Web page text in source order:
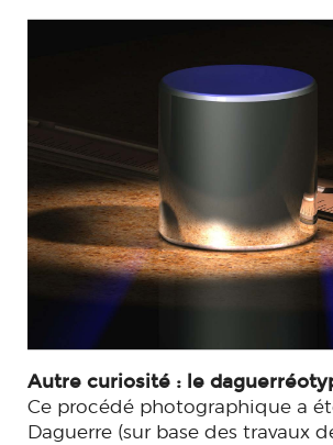
Autre curiosité : le
Ce procédé photographique a
Daguerre (sur base des travaux